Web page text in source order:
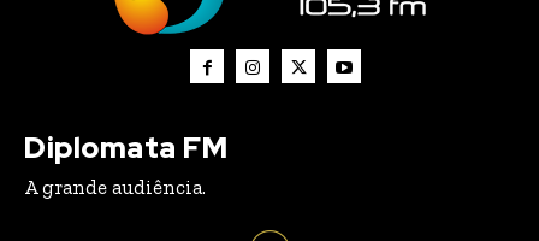
Diplomata FM
A grande audiência.